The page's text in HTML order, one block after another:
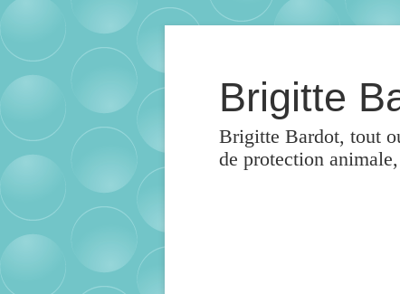
Brigitte
Brigitte Bardot, tout
de protection